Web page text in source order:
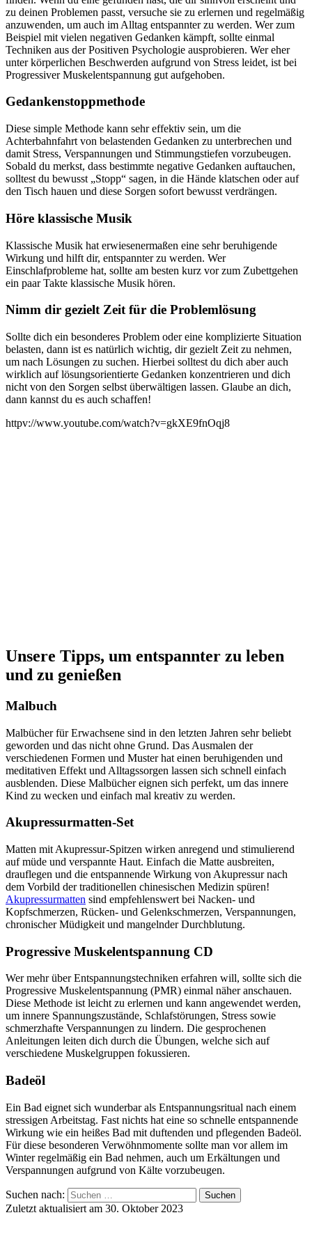
zu deinen Problemen passt, versuche sie zu erlernen und regelmäßig
anzuwenden, um auch im Alltag entspannter zu werden. Wer zum
Beispiel mit vielen negativen Gedanken kämpft, sollte einmal
Techniken aus der Positiven Psychologie ausprobieren. Wer eher
unter körperlichen Beschwerden aufgrund von Stress leidet, ist bei
Progressiver Muskelentspannung gut aufgehoben.
Gedankenstoppmethode
Diese simple Methode kann sehr effektiv sein, um die
Achterbahnfahrt von belastenden Gedanken zu unterbrechen und
damit Stress, Verspannungen und Stimmungstiefen vorzubeugen.
Sobald du merkst, dass bestimmte negative Gedanken auftauchen,
solltest du bewusst „Stopp“ sagen, in die Hände klatschen oder auf
den Tisch hauen und diese Sorgen sofort bewusst verdrängen.
Höre klassische Musik
Klassische Musik hat erwiesenermaßen eine sehr beruhigende
Wirkung und hilft dir, entspannter zu werden. Wer
Einschlafprobleme hat, sollte am besten kurz vor zum Zubettgehen
ein paar Takte klassische Musik hören.
Nimm dir gezielt Zeit für die Problemlösung
Sollte dich ein besonderes Problem oder eine komplizierte Situation
belasten, dann ist es natürlich wichtig, dir gezielt Zeit zu nehmen,
um nach Lösungen zu suchen. Hierbei solltest du dich aber auch
wirklich auf lösungsorientierte Gedanken konzentrieren und dich
nicht von den Sorgen selbst überwältigen lassen. Glaube an dich,
dann kannst du es auch schaffen!
httpv://www.youtube.com/watch?v=gkXE9fnOqj8
Unsere Tipps, um entspannter zu leben
und zu genießen
Malbuch
Malbücher für Erwachsene sind in den letzten Jahren sehr beliebt
geworden und das nicht ohne Grund. Das Ausmalen der
verschiedenen Formen und Muster hat einen beruhigenden und
meditativen Effekt und Alltagssorgen lassen sich schnell einfach
ausblenden. Diese Malbücher eignen sich perfekt, um das innere
Kind zu wecken und einfach mal kreativ zu werden.
Akupressurmatten-Set
Matten mit Akupressur-Spitzen wirken anregend und stimulierend
auf müde und verspannte Haut. Einfach die Matte ausbreiten,
drauflegen und die entspannende Wirkung von Akupressur nach
dem Vorbild der traditionellen chinesischen Medizin spüren!
Akupressurmatten sind empfehlenswert bei Nacken- und
Kopfschmerzen, Rücken- und Gelenkschmerzen, Verspannungen,
chronischer Müdigkeit und mangelnder Durchblutung.
Progressive Muskelentspannung CD
Wer mehr über Entspannungstechniken erfahren will, sollte sich die
Progressive Muskelentspannung (PMR) einmal näher anschauen.
Diese Methode ist leicht zu erlernen und kann angewendet werden,
um innere Spannungszustände, Schlafstörungen, Stress sowie
schmerzhafte Verspannungen zu lindern. Die gesprochenen
Anleitungen leiten dich durch die Übungen, welche sich auf
verschiedene Muskelgruppen fokussieren.
Badeöl
Ein Bad eignet sich wunderbar als Entspannungsritual nach einem
stressigen Arbeitstag. Fast nichts hat eine so schnelle entspannende
Wirkung wie ein heißes Bad mit duftenden und pflegenden Badeöl.
Für diese besonderen Verwöhnmomente sollte man vor allem im
Winter regelmäßig ein Bad nehmen, auch um Erkältungen und
Verspannungen aufgrund von Kälte vorzubeugen.
Suchen nach:
Zuletzt aktualisiert am 30. Oktober 2023